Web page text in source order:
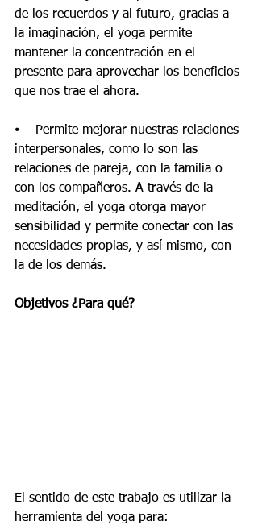
de los recuerdos y al futuro, gracias a
la imaginación, el yoga permite
mantener la concentración en el
presente para aprovechar los beneficios
que nos trae el ahora.
⦁    Permite mejorar nuestras relaciones
interpersonales, como lo son las
relaciones de pareja, con la familia o
con los compañeros. A través de la
meditación, el yoga otorga mayor
sensibilidad y permite conectar con las
necesidades propias, y así mismo, con
la de los demás.
Objetivos ¿Para qué?
El sentido de este trabajo es utilizar la
herramienta del yoga para: